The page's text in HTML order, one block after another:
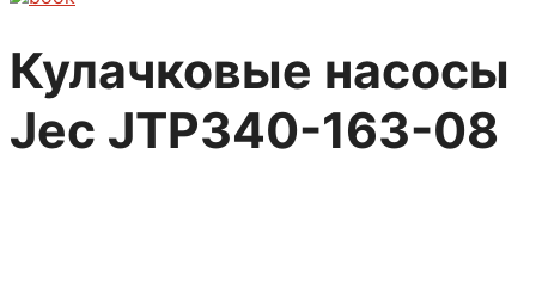
Кулачковые насосы
Jec JTP340-163-08